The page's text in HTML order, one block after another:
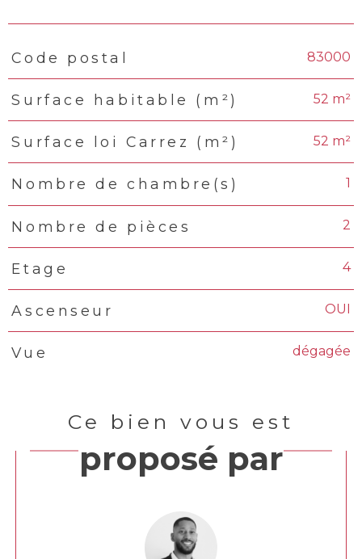
TRAD_PAMPERO_Caracteristique
Code postal 83000
Surface habitable (m²) 52 m²
Surface loi Carrez (m²) 52 m²
Nombre de chambre(s) 1
Nombre de pièces 2
Etage 4
Ascenseur OUI
Vue dégagée
Ce bien vous est
proposé par